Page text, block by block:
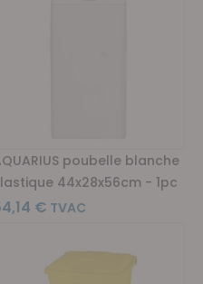
poubelle blanche
44x28x56cm - 1pc
€